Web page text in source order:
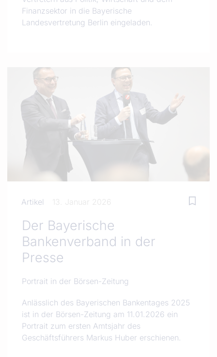
Finanzsektor in die Bayerische
Landesvertretung Berlin eingeladen.
Artikel 13. Januar 2026
Der Bayerische
Bankenverband in der
Presse
Portrait in der Börsen-Zeitung
Anlässlich des Bayerischen Bankentages 2025
ist in der Börsen-Zeitung am 11.01.2026 ein
Portrait zum ersten Amtsjahr des
Geschäftsführers Markus Huber erschienen.